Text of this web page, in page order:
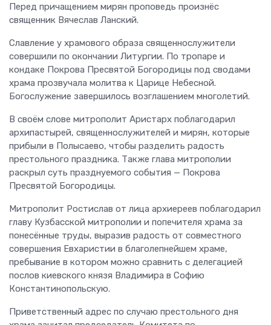
Перед причащением мирян проповедь произнёс
священник Вячеслав Ланский.
Славление у храмового образа священнослужители
совершили по окончании Литургии. По тропаре и
кондаке Покрова Пресвятой Богородицы под сводами
храма прозвучала молитва к Царице Небесной.
Богослужение завершилось возглашением многолетий.
В своём слове митрополит Аристарх поблагодарил
архипастырей, священнослужителей и мирян, которые
прибыли в Полысаево, чтобы разделить радость
престольного праздника. Также глава митрополии
раскрыл суть празднуемого события — Покрова
Пресвятой Богородицы.
Митрополит Ростислав от лица архиереев поблагодарил
главу Кузбасской митрополии и попечителя храма за
понесённые труды, выразив радость от совместного
совершения Евхаристии в благолепнейшем храме,
пребывание в котором можно сравнить с делегацией
послов киевского князя Владимира в Софию
Константинопольскую.
Приветственный адрес по случаю престольного дня